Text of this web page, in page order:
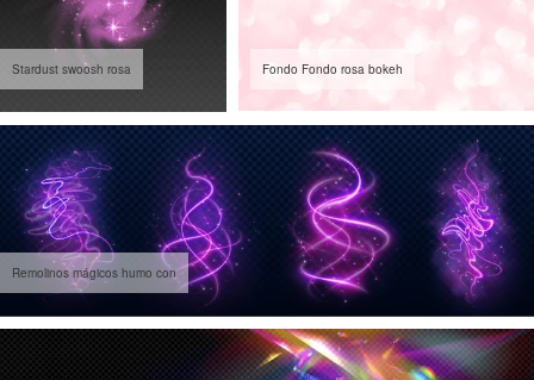
Stardust swoosh rosa Fondo Fondo rosa bokeh
Remolinos mágicos humo con